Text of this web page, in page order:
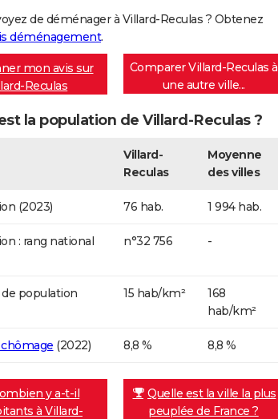
de déménager à Villard-Reculas ? Obtenez
déménagement.
mon avis sur
Reculas
Comparer Villard-Reculas à
une autre ville...
la population de Villard-Reculas ?
Villard-
Reculas
Moyenne
des villes
(2023) 76 hab. 1 994 hab.
: rang national
n°32 756 -
population
15 hab/km²
168
hab/km²
(2022) 8,8 % 8,8 %
y a-t-il
à Villard-
Quelle est la ville la plus
peuplée de France ?